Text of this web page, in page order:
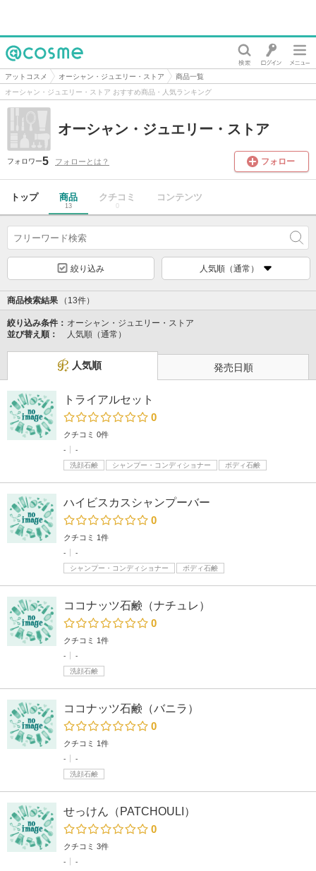
@cosme
アットコスメ オーシャン・ジュエリー・ストア
商品一覧
オーシャン・ジュエリー・ストア おすすめ商品・人気ランキング
オーシャン・ジュエリー・ストア
フォロワー5 フォローとは？ フォロー
トップ 商品
13
クチコミ
0
コンテンツ
絞り込み 人気順（通常）
商品検索結果 （13件）
絞り込み条件： オーシャン・ジュエリー・ストア
並び替え順：
人気順（通常）
人気順 発売日順
トライアルセット
0
クチコミ 0件
-
-
洗顔石鹸
シャンプー・コンディショナー ボディ石鹸
ハイビスカスシャンプーバー
0
クチコミ 1件
-
-
シャンプー・コンディショナー
ボディ石鹸
ココナッツ石鹸（ナチュレ）
0
クチコミ 1件
-
-
洗顔石鹸
ココナッツ石鹸（バニラ）
0
クチコミ 1件
-
-
洗顔石鹸
せっけん（PATCHOULI）
0
クチコミ 3件
-
-